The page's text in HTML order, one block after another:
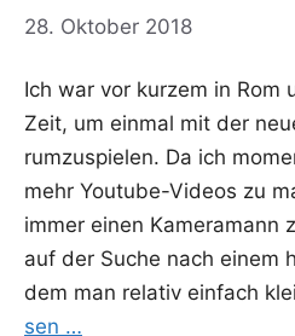
28. Oktober 2018
Ich war vor kur­zem in Rom
Zeit, um ein­mal mit der
rum­zu­spie­len. Da ich
mehr You­­tu­be-Vide­os zu
immer einen Kame­ra­mann
auf der Suche nach einem
dem man rela­tiv ein­fach
sen …